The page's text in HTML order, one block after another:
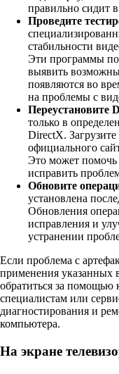
правильно сидит в
Проведите
стабильности
Эти программы
выявить
появляются во
на проблемы с
Переустановите
только в
DirectX.
официального
Это может помочь
исправить
Обновите
установлена
Обновления
исправления и
устранении
Если проблема с
применения указанных
обратиться за
специалистам или
диагностирования и
компьютера.
На экране